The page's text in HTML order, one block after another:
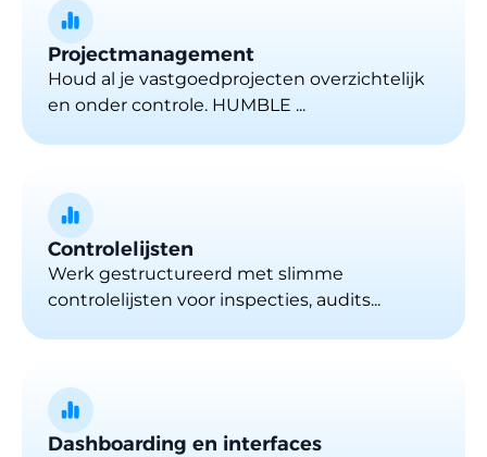
Projectmanagement
Houd al je vastgoedprojecten overzichtelijk
en onder controle. HUMBLE ...
Controlelijsten
Werk gestructureerd met slimme
controlelijsten voor inspecties, audits...
Dashboarding en interfaces